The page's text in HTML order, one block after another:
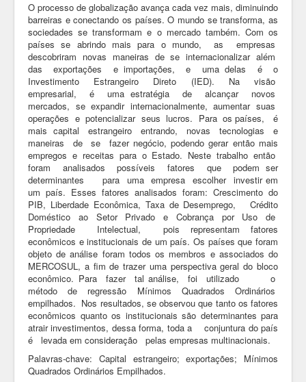
O processo de globalização avança cada vez mais, diminuindo
barreiras e conectando os países. O mundo se transforma, as
sociedades se transformam e o mercado também. Com os
países se abrindo mais para o mundo, as empresas
descobriram novas maneiras de se internacionalizar além
das exportações e importações, e uma delas é o
Investimento Estrangeiro Direto (IED). Na visão
empresarial, é uma estratégia de alcançar novos
mercados, se expandir internacionalmente, aumentar suas
operações e potencializar seus lucros. Para os países, é
mais capital estrangeiro entrando, novas tecnologias e
maneiras de se fazer negócio, podendo gerar então mais
empregos e receitas para o Estado. Neste trabalho então
foram analisados possíveis fatores que podem ser
determinantes para uma empresa escolher investir em
um país. Esses fatores analisados foram: Crescimento do
PIB, Liberdade Econômica, Taxa de Desemprego, Crédito
Doméstico ao Setor Privado e Cobrança por Uso de
Propriedade Intelectual, pois representam fatores
econômicos e institucionais de um país. Os países que foram
objeto de análise foram todos os membros e associados do
MERCOSUL, a fim de trazer uma perspectiva geral do bloco
econômico. Para fazer tal análise, foi utilizado o
método de regressão Mínimos Quadrados Ordinários
empilhados. Nos resultados, se observou que tanto os fatores
econômicos quanto os institucionais são determinantes para
atrair investimentos, dessa forma, toda a conjuntura do país
é levada em consideração pelas empresas multinacionais.
Palavras-chave: Capital estrangeiro; exportações; Mínimos
Quadrados Ordinários Empilhados.